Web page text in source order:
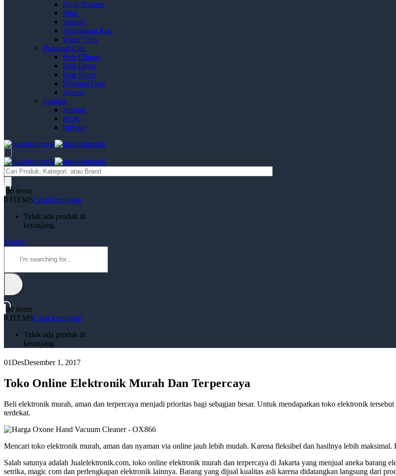
Food Warmer
Mug
Spatula
Timbangan Kue
Water Tank
Personal Care
Hair Clipper
Hair Dryer
Hair Styler
Personal Care
Shaver
Catalog
Ariston
KDK
Miyako
Products
search
00 items
0 ITEMSLihat keranjang
Tidak ada produk di
keranjang.
Search
00 items
0 ITEMSLihat keranjang
Tidak ada produk di
keranjang.
01DesDesember 1, 2017
Toko Online Elektronik Murah Dan Terpercaya
Beli elektronik murah, aman dan terpercaya menjadi prioritas bagi sebagian besar. Untuk mendapatkan toko elektronik
terdekat.
Mencari toko elektronik murah, aman dan nyaman via online jauh lebih mudah. Karena fleksibel dan hasilnya lebih maksimal.
Salah satunya adalah Jualelektronik.com, toko online elektronik murah dan terpercaya di Jakarta yang menjual aneka barang
setrika, magic com dan perlengkapan elektronik lainnya. Barang yang dijual kualitas asli karena didatangkan langsung dari